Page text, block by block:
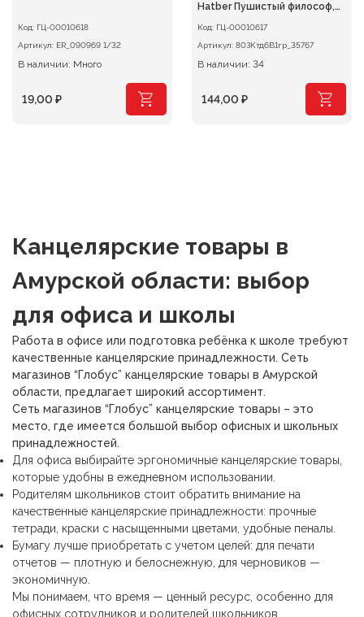
Код: ГЦ-00010618
Артикул:
ER_090969 1/32
В наличии: Много
19,00 ₽
Hatber Пушистый философ,
клетка на гребне
Код: ГЦ-00010617
Артикул: 80ЗКтд6В1гр_35767
В наличии: 34
144,00 ₽
Канцелярские товары в
Амурской области: выбор
для офиса и школы
Работа в офисе или подготовка ребёнка к школе требуют
качественные канцелярские принадлежности. Сеть
магазинов “Глобус” канцелярские товары в Амурской
области, предлагает широкий ассортимент.
Сеть магазинов “Глобус” канцелярские товары – это
место, где имеется большой выбор офисных и школьных
принадлежностей.
Для офиса выбирайте эргономичные канцелярские товары,
которые удобны в ежедневном использовании.
Родителям школьников стоит обратить внимание на
качественные канцелярские принадлежности: прочные
тетради, краски с насыщенными цветами, удобные пеналы.
Бумагу лучше приобретать с учетом целей: для печати
отчетов — плотную и белоснежную, для черновиков —
экономичную.
Мы понимаем, что время — ценный ресурс, особенно для
офисных сотрудников и родителей школьников.